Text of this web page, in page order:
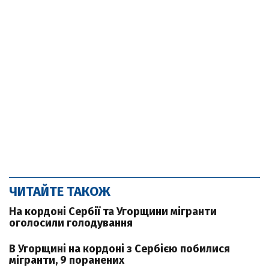
ЧИТАЙТЕ ТАКОЖ
На кордоні Сербії та Угорщини мігранти
оголосили голодування
В Угорщині на кордоні з Сербією побилися
мігранти, 9 поранених